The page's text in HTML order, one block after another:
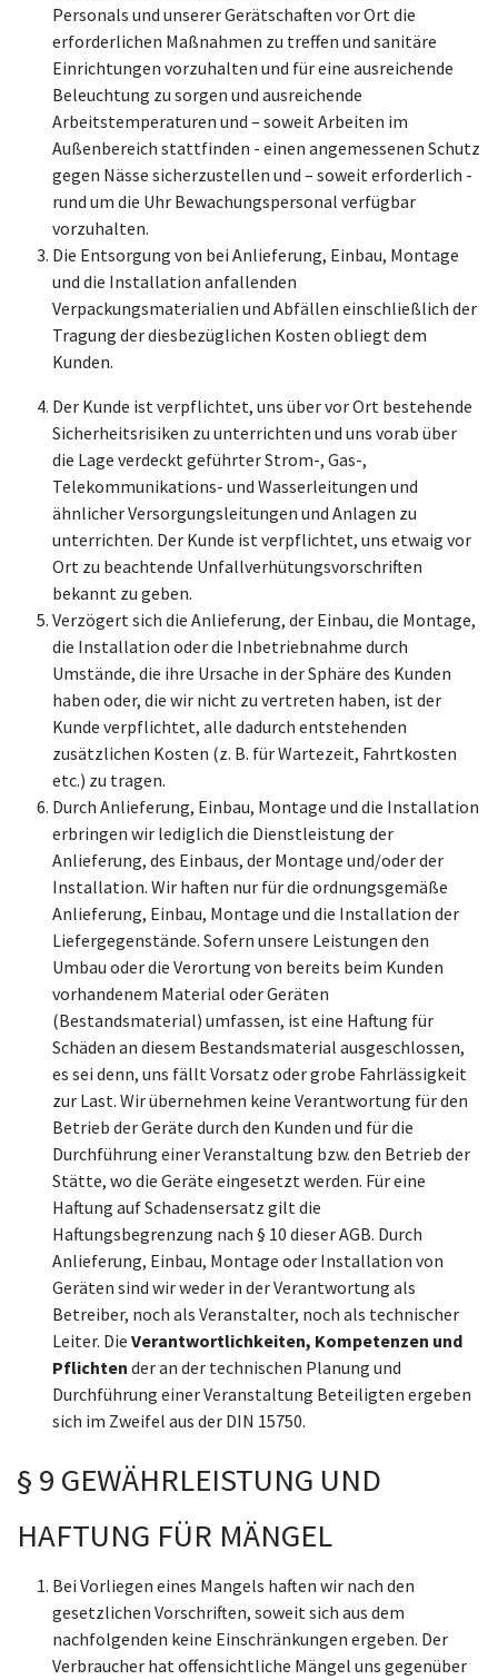
Personals und unserer Gerätschaften vor Ort die
erforderlichen Maßnahmen zu treffen und sanitäre
Einrichtungen vorzuhalten und für eine ausreichende
Beleuchtung zu sorgen und ausreichende
Arbeitstemperaturen und – soweit Arbeiten im
Außenbereich stattfinden - einen angemessenen Schutz
gegen Nässe sicherzustellen und – soweit erforderlich -
rund um die Uhr Bewachungspersonal verfügbar
vorzuhalten.
Die Entsorgung von bei Anlieferung, Einbau, Montage
und die Installation anfallenden
Verpackungsmaterialien und Abfällen einschließlich der
Tragung der diesbezüglichen Kosten obliegt dem
Kunden.
Der Kunde ist verpflichtet, uns über vor Ort bestehende
Sicherheitsrisiken zu unterrichten und uns vorab über
die Lage verdeckt geführter Strom-, Gas-,
Telekommunikations- und Wasserleitungen und
ähnlicher Versorgungsleitungen und Anlagen zu
unterrichten. Der Kunde ist verpflichtet, uns etwaig vor
Ort zu beachtende Unfallverhütungsvorschriften
bekannt zu geben.
Verzögert sich die Anlieferung, der Einbau, die Montage,
die Installation oder die Inbetriebnahme durch
Umstände, die ihre Ursache in der Sphäre des Kunden
haben oder, die wir nicht zu vertreten haben, ist der
Kunde verpflichtet, alle dadurch entstehenden
zusätzlichen Kosten (z. B. für Wartezeit, Fahrtkosten
etc.) zu tragen.
Durch Anlieferung, Einbau, Montage und die Installation
erbringen wir lediglich die Dienstleistung der
Anlieferung, des Einbaus, der Montage und/oder der
Installation. Wir haften nur für die ordnungsgemäße
Anlieferung, Einbau, Montage und die Installation der
Liefergegenstände. Sofern unsere Leistungen den
Umbau oder die Verortung von bereits beim Kunden
vorhandenem Material oder Geräten
(Bestandsmaterial) umfassen, ist eine Haftung für
Schäden an diesem Bestandsmaterial ausgeschlossen,
es sei denn, uns fällt Vorsatz oder grobe Fahrlässigkeit
zur Last. Wir übernehmen keine Verantwortung für den
Betrieb der Geräte durch den Kunden und für die
Durchführung einer Veranstaltung bzw. den Betrieb der
Stätte, wo die Geräte eingesetzt werden. Für eine
Haftung auf Schadensersatz gilt die
Haftungsbegrenzung nach § 10 dieser AGB. Durch
Anlieferung, Einbau, Montage oder Installation von
Geräten sind wir weder in der Verantwortung als
Betreiber, noch als Veranstalter, noch als technischer
Leiter. Die Verantwortlichkeiten, Kompetenzen und
Pflichten der an der technischen Planung und
Durchführung einer Veranstaltung Beteiligten ergeben
sich im Zweifel aus der DIN 15750.
§ 9 GEWÄHRLEISTUNG UND
HAFTUNG FÜR MÄNGEL
Bei Vorliegen eines Mangels haften wir nach den
gesetzlichen Vorschriften, soweit sich aus dem
nachfolgenden keine Einschränkungen ergeben. Der
Verbraucher hat offensichtliche Mängel uns gegenüber